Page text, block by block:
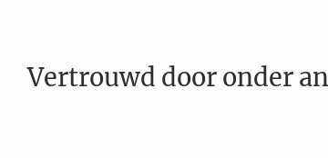
Vertrouwd door onder